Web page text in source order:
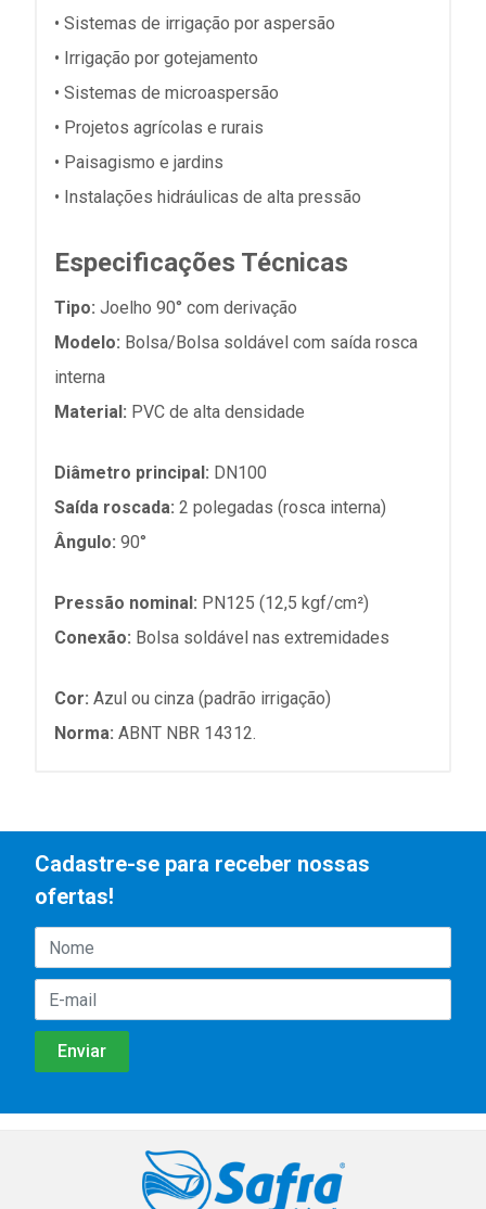
• Sistemas de irrigação por aspersão
• Irrigação por gotejamento
• Sistemas de microaspersão
• Projetos agrícolas e rurais
• Paisagismo e jardins
• Instalações hidráulicas de alta pressão
Especificações Técnicas
Tipo: Joelho 90° com derivação
Modelo: Bolsa/Bolsa soldável com saída rosca
interna
Material: PVC de alta densidade
Diâmetro principal: DN100
Saída roscada: 2 polegadas (rosca interna)
Ângulo: 90°
Pressão nominal: PN125 (12,5 kgf/cm²)
Conexão: Bolsa soldável nas extremidades
Cor: Azul ou cinza (padrão irrigação)
Norma: ABNT NBR 14312.
Cadastre-se para receber nossas
ofertas!